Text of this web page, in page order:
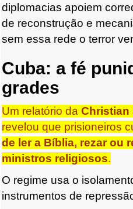
diplomacias apoiem
de reconstrução e
sem essa rede o terror
Cuba: a fé
grades
Um relatório da Christian
revelou que prisioneiros
de ler a Bíblia, rezar ou
ministros religiosos.
O regime usa o
instrumentos de